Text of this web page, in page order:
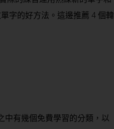
字的好方法。這邊推薦 4 個韓
中有幾個免費學習的分類，以